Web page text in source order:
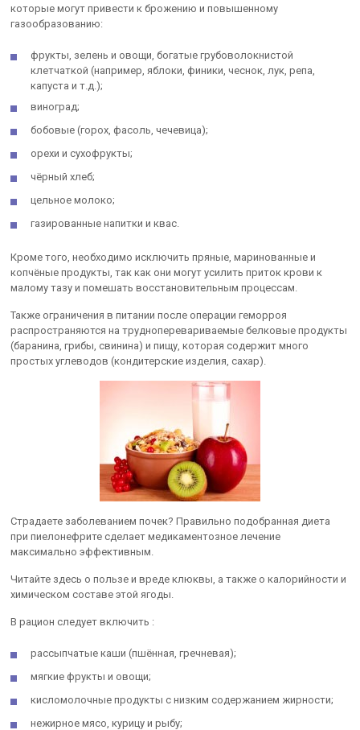
которые могут привести к брожению и повышенному
газообразованию:
фрукты, зелень и овощи, богатые грубоволокнистой
клетчаткой (например, яблоки, финики, чеснок, лук, репа,
капуста и т.д.);
виноград;
бобовые (горох, фасоль, чечевица);
орехи и сухофрукты;
чёрный хлеб;
цельное молоко;
газированные напитки и квас.
Кроме того, необходимо исключить пряные, маринованные и
копчёные продукты, так как они могут усилить приток крови к
малому тазу и помешать восстановительным процессам.
Также ограничения в питании после операции геморроя
распространяются на трудноперевариваемые белковые продукты
(баранина, грибы, свинина) и пищу, которая содержит много
простых углеводов (кондитерские изделия, сахар).
Страдаете заболеванием почек? Правильно подобранная диета
при пиелонефрите сделает медикаментозное лечение
максимально эффективным.
Читайте здесь о пользе и вреде клюквы, а также о калорийности и
химическом составе этой ягоды.
В рацион следует включить :
рассыпчатые каши (пшённая, гречневая);
мягкие фрукты и овощи;
кисломолочные продукты с низким содержанием жирности;
нежирное мясо, курицу и рыбу;